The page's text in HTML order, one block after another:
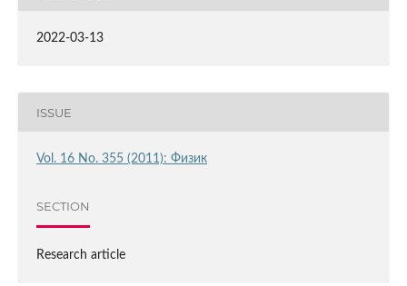
2022-03-13
ISSUE
Vol. 16 No. 355 (2011): Физик
SECTION
Research article